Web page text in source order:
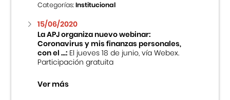
Categorías:Institucional
15/06/2020
La APJ organiza nuevo webinar:
Coronavirus y mis finanzas personales,
con el ...:El jueves 18 de junio, vía Webex.
Participación gratuita
Ver más